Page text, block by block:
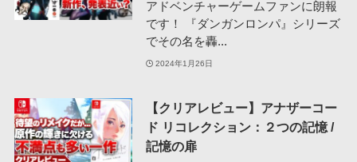
アドベンチャーゲームファンに朗報
です！ 『ダンガンロンパ』シリーズ
でその名を轟...
2024年1月26日
【クリアレビュー】アナザーコー
ド リコレクション：２つの記憶 /
記憶の扉